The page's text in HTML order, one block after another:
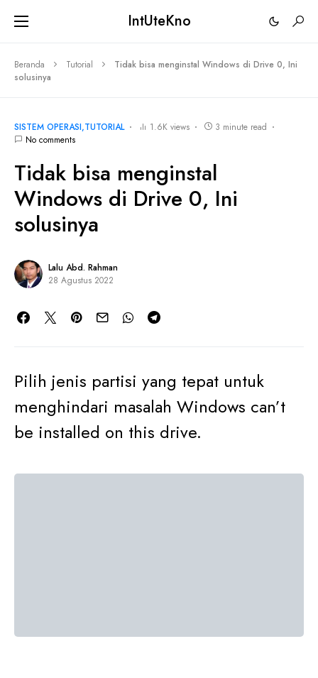
IntUteKno
Beranda Tutorial
Tidak bisa menginstal Windows di Drive 0, Ini
solusinya
SISTEM OPERASI TUTORIAL 1.6K views
3 minute read
No comments
Tidak bisa menginstal
Windows di Drive 0, Ini
solusinya
Lalu Abd. Rahman
28 Agustus 2022
Pilih jenis partisi yang tepat untuk
menghindari masalah Windows can’t
be installed on this drive.